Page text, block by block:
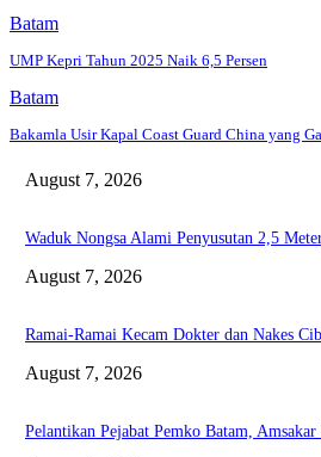
Batam
UMP Kepri Tahun 2025 Naik 6,5 Persen
Batam
Bakamla Usir Kapal Coast Guard China yang
August 7, 2026
Waduk Nongsa Alami Penyusutan 2,5
August 7, 2026
Ramai-Ramai Kecam Dokter dan Nakes
August 7, 2026
Pelantikan Pejabat Pemko Batam,